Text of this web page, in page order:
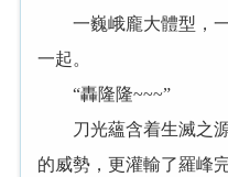
一巍峨龐大體型，一
一起。
“轟隆隆~~~”
刀光蘊含着生滅之源
的威勢，更灌輸了羅峰